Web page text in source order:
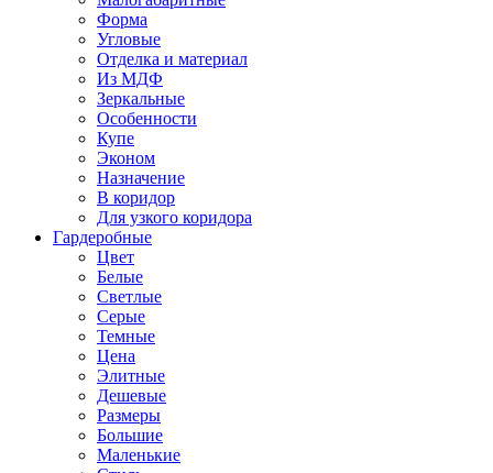
Форма
Угловые
Отделка и материал
Из МДФ
Зеркальные
Особенности
Купе
Эконом
Назначение
В коридор
Для узкого коридора
Гардеробные
Цвет
Белые
Светлые
Серые
Темные
Цена
Элитные
Дешевые
Размеры
Большие
Маленькие